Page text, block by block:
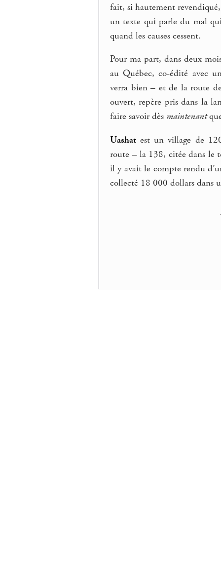
fait, si hautement
un texte qui parle du mal
quand les causes cessent.
Pour ma part, dans deux
au Québec, co-édité avec
verra bien – et de la route
ouvert, repère pris dans la
faire savoir dès maintenant
Uashat est un village de
route – la 138, citée dans le
il y avait le compte rendu
collecté 18 000 dollars dans